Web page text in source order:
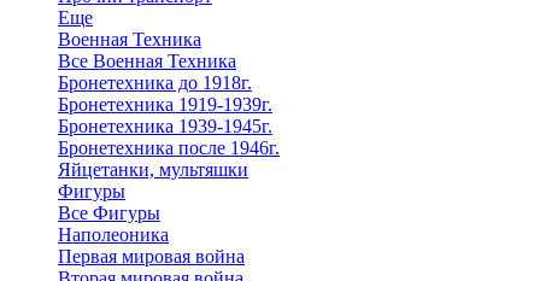
Еще
Военная Техника
Все Военная Техника
Бронетехника до 1918г.
Бронетехника 1919-1939г.
Бронетехника 1939-1945г.
Бронетехника после 1946г.
Яйцетанки, мультяшки
Фигуры
Все Фигуры
Наполеоника
Первая мировая война